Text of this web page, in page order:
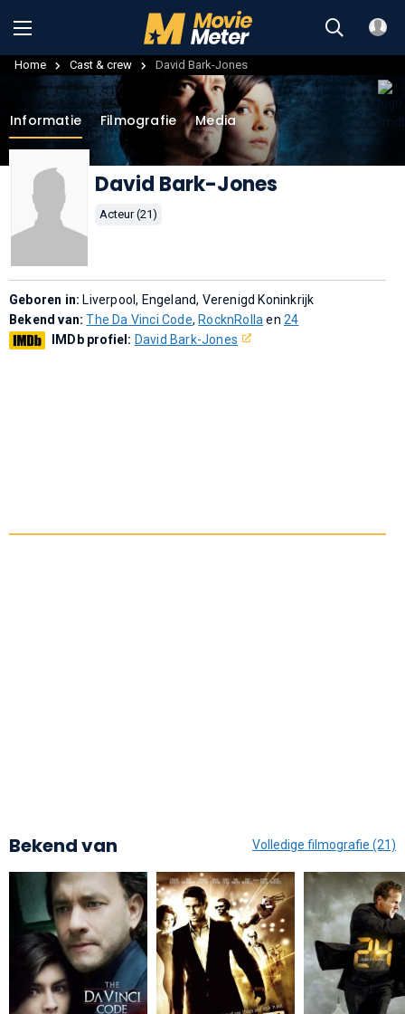
Home Cast & crew David Bark-Jones
Informatie Filmografie Media
David Bark-Jones
Acteur (21)
Geboren in: Liverpool, Engeland, Verenigd Koninkrijk
Bekend van:The Da Vinci Code, RocknRollaen24
IMDb profiel: David Bark-Jones
Bekend van Volledige filmografie (21)